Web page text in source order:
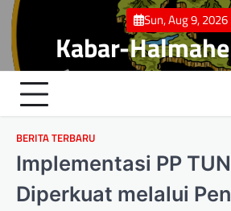
Skip
content
Sun, Aug 9, 2026
Kabar-
BERITA TERBARU
Implementasi PP
Diperkuat melalui